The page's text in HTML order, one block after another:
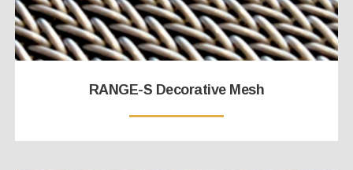
RANGE-S Decorative Mesh